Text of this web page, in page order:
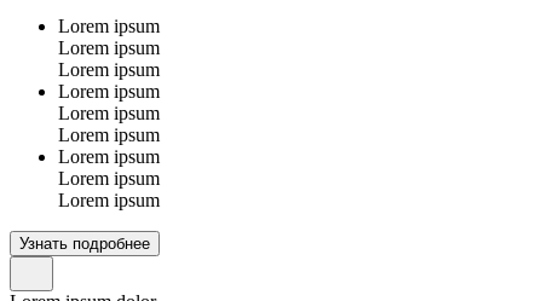
Lorem ipsum
Lorem ipsum
Lorem ipsum
Lorem ipsum
Lorem ipsum
Lorem ipsum
Lorem ipsum
Lorem ipsum
Lorem ipsum
Узнать подробнее